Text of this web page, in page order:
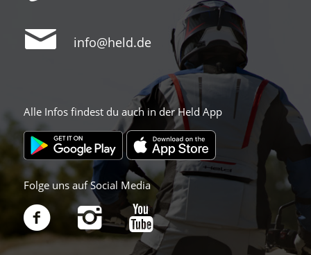
info@held.de
Alle Infos findest du auch in der Held App
Folge uns auf Social Media